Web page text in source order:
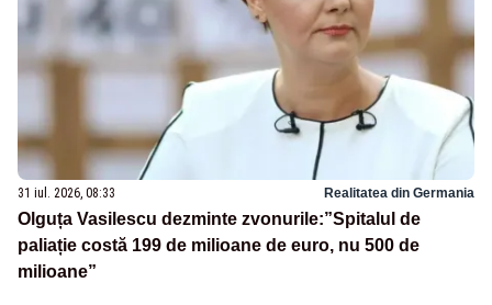
31 iul. 2026, 08:33 Realitatea din Germania
Olguța Vasilescu dezminte zvonurile:”Spitalul de
paliație costă 199 de milioane de euro, nu 500 de
milioane”